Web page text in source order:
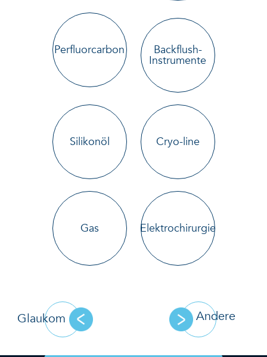
Perfluorcarbon Backflush-
Instrumente
Silikonöl Cryo-line
Gas Elektrochirurgie
Glaukom Andere